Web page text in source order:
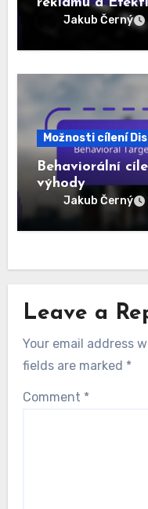
Možnosti
reklamu a
Jakub Černý
Behaviorální
výhody
Jakub Černý